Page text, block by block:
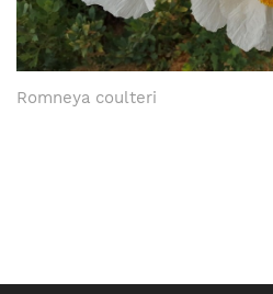
Romneya coulteri